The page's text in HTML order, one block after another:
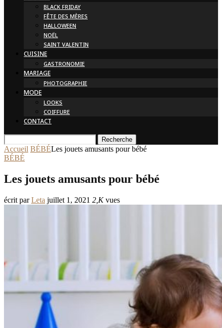
BLACK FRIDAY
FÊTE DES MÈRES
HALLOWEEN
NOËL
SAINT VALENTIN
CUISINE
GASTRONOMIE
MARIAGE
PHOTOGRAPHIE
MODE
LOOKS
COIFFURE
CONTACT
Recherche
Accueil BÉBÉLes jouets amusants pour bébé
BÉBÉ
Les jouets amusants pour bébé
écrit parLeta juillet 1, 2021 2,Kvues